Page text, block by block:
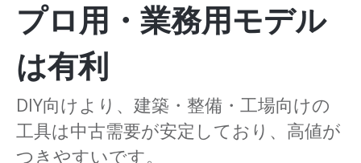
プロ用・業務用モデル
は有利
DIY向けより、建築・整備・工場向けの
工具は中古需要が安定しており、高値が
つきやすいです。